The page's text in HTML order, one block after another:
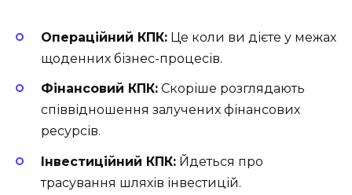
Операційний КПК: Це коли ви дієте у межах
щоденних бізнес-процесів.
Фінансовий КПК: Скоріше розглядають
співвідношення залучених фінансових
ресурсів.
Інвестиційний КПК: Йдеться про
трасування шляхів інвестицій.